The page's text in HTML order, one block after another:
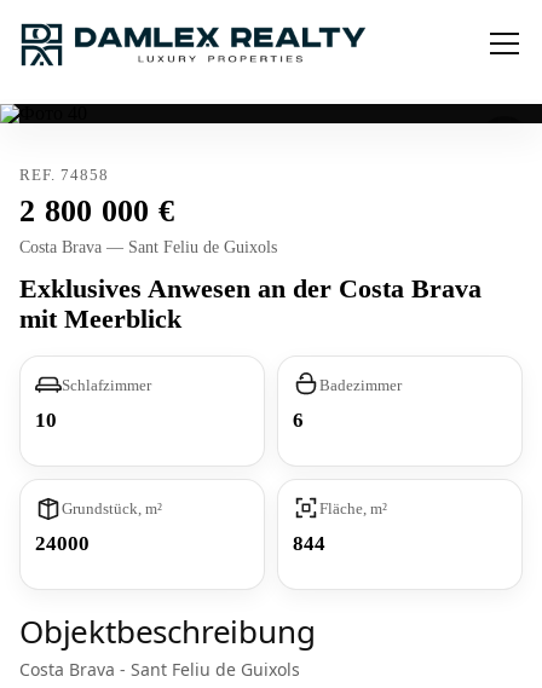
REF. 74858
2 800 000
Costa Brava — Sant Feliu de Guixols
Exklusives Anwesen an der Costa Brava
mit Meerblick
Schlafzimmer
10
Badezimmer
6
Grundstück, m²
24000
Fläche, m²
844
Objektbeschreibung
Costa Brava - Sant Feliu de Guixols